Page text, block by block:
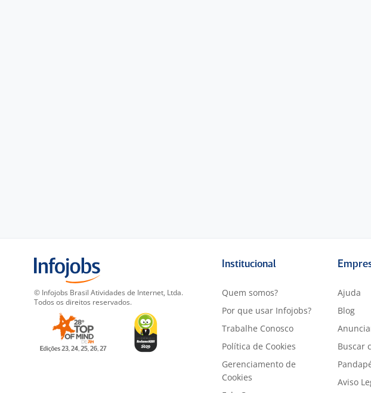
© Infojobs Brasil Atividades de Internet, Ltda.
Todos os direitos reservados.
Institucional
Quem somos?
Por que usar Infojobs?
Trabalhe Conosco
Política de Cookies
Gerenciamento de
Cookies
Ajuda
Blog
Buscar
Aviso